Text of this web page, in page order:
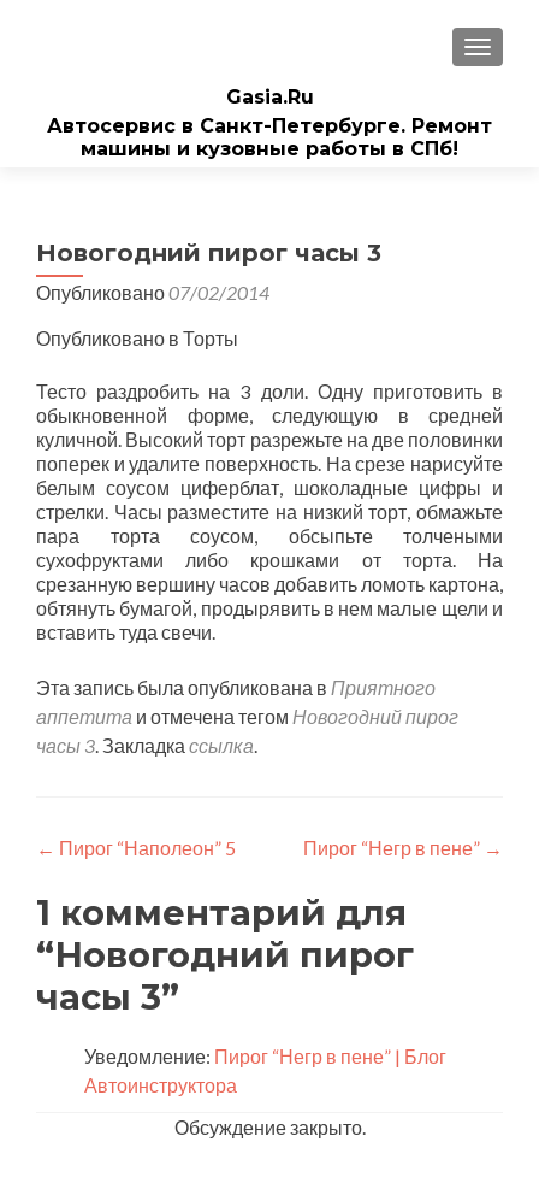
Gasia.Ru
Автосервис в Санкт-Петербурге. Ремонт
машины и кузовные работы в СПб!
Новогодний пирог часы 3
Опубликовано07/02/2014
Опубликовано в Торты
Тесто раздробить на 3 доли. Одну приготовить в
обыкновенной форме, следующую в средней
куличной. Высокий торт разрежьте на две половинки
поперек и удалите поверхность. На срезе нарисуйте
белым соусом циферблат, шоколадные цифры и
стрелки. Часы разместите на низкий торт, обмажьте
пара торта соусом, обсыпьте толчеными
сухофруктами либо крошками от торта. На
срезанную вершину часов добавить ломоть картона,
обтянуть бумагой, продырявить в нем малые щели и
вставить туда свечи.
Эта запись была опубликована в Приятного
аппетита и отмечена тегом Новогодний пирог
часы 3. Закладка ссылка.
Навигация
по
записям
← Пирог “Наполеон” 5 Пирог “Негр в пене” →
1 комментарий для
“Новогодний пирог
часы 3”
Уведомление: Пирог “Негр в пене” | Блог
Автоинструктора
Обсуждение закрыто.